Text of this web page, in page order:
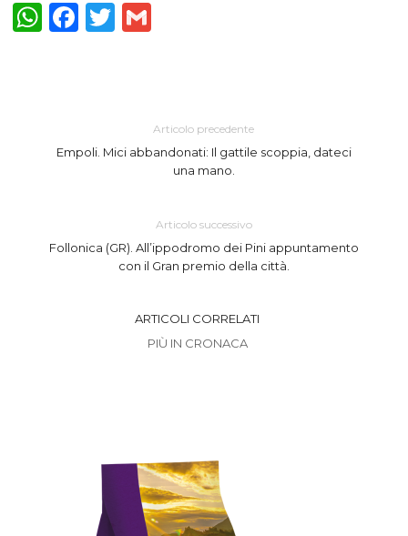
WhatsApp
Facebook
Twitter
Articolo precedente
Empoli. Mici abbandonati: Il gattile scoppia, dateci
una mano.
Articolo successivo
Follonica (GR). All’ippodromo dei Pini appuntamento
con il Gran premio della città.
ARTICOLI CORRELATI
PIÙ IN CRONACA